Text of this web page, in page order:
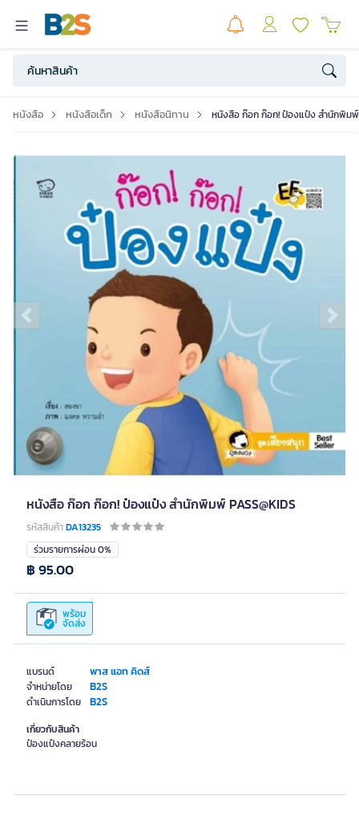
หนังสือ หนังสือเด็ก หนังสือนิทาน หนังสือ ก๊อก ก๊อก! ป๋องแป๋ง สำนักพิมพ์
Previous slide
หนังสือ ก๊อก ก๊อก! ป๋องแป๋ง สำนักพิมพ์ PASS@KIDS
รหัสสินค้าDA13235
แบรนด์ พาส แอท คิดส์
จำหน่ายโดย B2S
ดำเนินการโดย B2S
ร่วมรายการผ่อน 0%
พร้อม
จัดส่ง
฿ 95.00
เกี่ยวกับสินค้า
ป๋องแป๋งคลายร้อน